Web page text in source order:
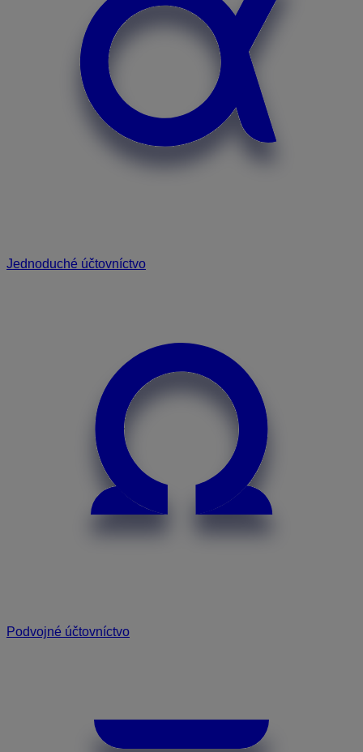
Jednoduché účtovníctvo
Podvojné účtovníctvo